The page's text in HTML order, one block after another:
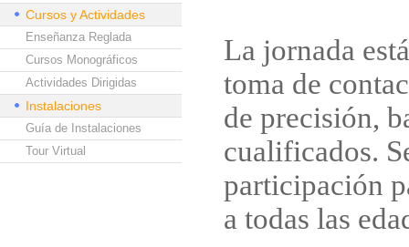
Cursos y Actividades
Enseñanza Reglada
Cursos Monográficos
Actividades Dirigidas
Instalaciones
Guía de Instalaciones
Tour Virtual
La jornada
toma de
de precisión,
cualificados.
participación
a todas las